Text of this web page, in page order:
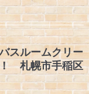
スルームクリー
札幌市手稲区